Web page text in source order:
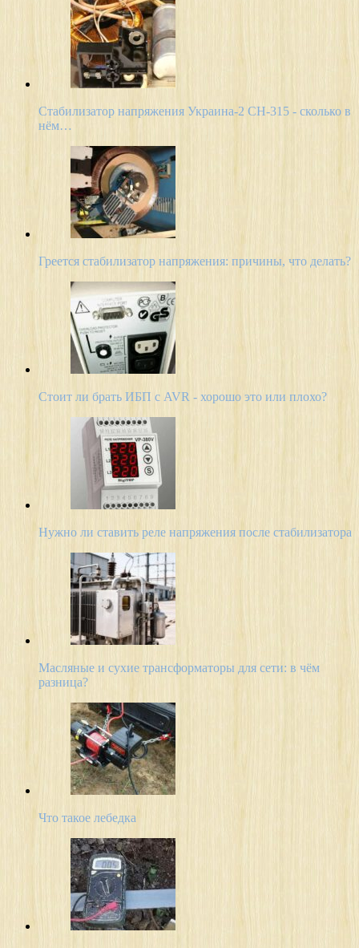
Стабилизатор напряжения Украина-2 СН-315 - сколько в
нём…
Греется стабилизатор напряжения: причины, что делать?
Стоит ли брать ИБП с AVR - хорошо это или плохо?
Нужно ли ставить реле напряжения после стабилизатора
Масляные и сухие трансформаторы для сети: в чём
разница?
Что такое лебедка